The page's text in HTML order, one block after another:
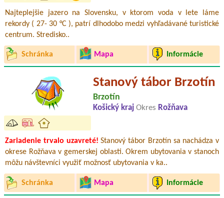
Najteplejšie jazero na Slovensku, v ktorom voda v lete láme
rekordy ( 27- 30 °C ), patrí dlhodobo medzi vyhľadávané turistické
centrum. Stredisko..
Schránka Mapa Informácie
Stanový tábor Brzotín
Brzotín
Košický kraj Okres Rožňava
Zariadenie trvalo uzavreté! Stanový tábor Brzotín sa nachádza v
okrese Rožňava v gemerskej oblasti. Okrem ubytovania v stanoch
môžu návštevníci využiť možnosť ubytovania v ka..
Schránka Mapa Informácie